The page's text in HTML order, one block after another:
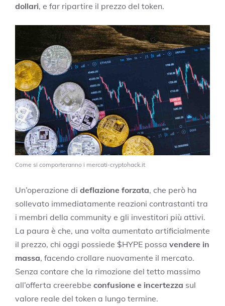
dollari, e far ripartire il prezzo del token.
Come si comporteranno i mercati-cryptohack.it
Un’operazione di deflazione forzata, che però ha
sollevato immediatamente reazioni contrastanti tra
i membri della community e gli investitori più attivi.
La paura è che, una volta aumentato artificialmente
il prezzo, chi oggi possiede $HYPE possa vendere in
massa, facendo crollare nuovamente il mercato.
Senza contare che la rimozione del tetto massimo
all’offerta creerebbe confusione e incertezza sul
valore reale del token a lungo termine.